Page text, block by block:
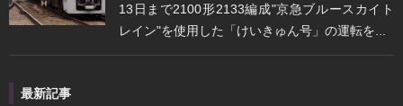
13日まで2100形2133編成"京急ブルースカイト
レイン"を使用した「けいきゅん号」の運転を...
最新記事